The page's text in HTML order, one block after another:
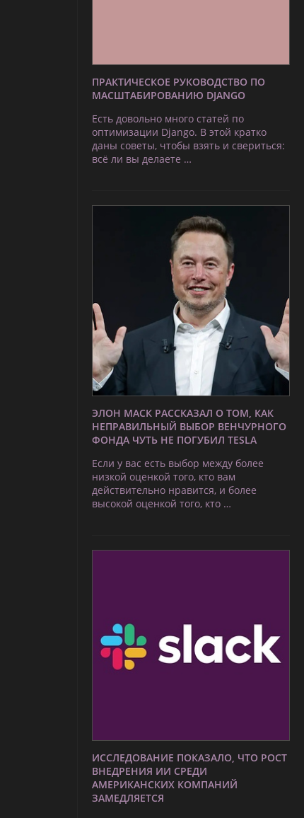
ПРАКТИЧЕСКОЕ РУКОВОДСТВО ПО
МАСШТАБИРОВАНИЮ DJANGO
Есть довольно много статей по
оптимизации Django. В этой кратко
даны советы, чтобы взять и свериться:
всё ли вы делаете …
ЭЛОН МАСК РАССКАЗАЛ О ТОМ, КАК
НЕПРАВИЛЬНЫЙ ВЫБОР ВЕНЧУРНОГО
ФОНДА ЧУТЬ НЕ ПОГУБИЛ TESLA
Если у вас есть выбор между более
низкой оценкой того, кто вам
действительно нравится, и более
высокой оценкой того, кто …
ИССЛЕДОВАНИЕ ПОКАЗАЛО, ЧТО РОСТ
ВНЕДРЕНИЯ ИИ СРЕДИ
АМЕРИКАНСКИХ КОМПАНИЙ
ЗАМЕДЛЯЕТСЯ